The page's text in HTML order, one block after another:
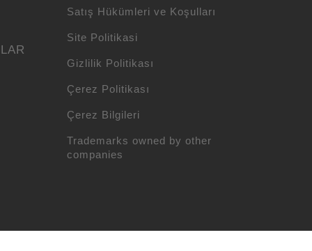
Satış Hükümleri ve Koşulları
Site Politikasi
Gizlilik Politikası
Çerez Politikası
Çerez Bilgileri
Trademarks owned by other
companies